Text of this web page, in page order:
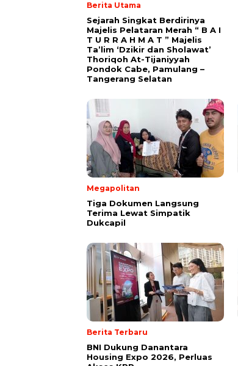
Berita Utama
Sejarah Singkat Berdirinya
Majelis Pelataran Merah “ B A I
T U R R A H M A T ” Majelis
Ta’lim ‘Dzikir dan Sholawat’
Thoriqoh At-Tijaniyyah
Pondok Cabe, Pamulang –
Tangerang Selatan
Megapolitan
Tiga Dokumen Langsung
Terima Lewat Simpatik
Dukcapil
Berita Terbaru
BNI Dukung Danantara
Housing Expo 2026, Perluas